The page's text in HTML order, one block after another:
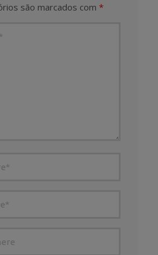
são marcados com *